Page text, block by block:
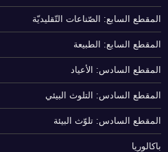
المقطع السابع: الصّناعات التّقليديّة
المقطع السابع: الطبيعة
المقطع السادس: الأعياد
المقطع السادس: التلوث البيئي
المقطع السادس: تلوّث البيئة
باكالوريا